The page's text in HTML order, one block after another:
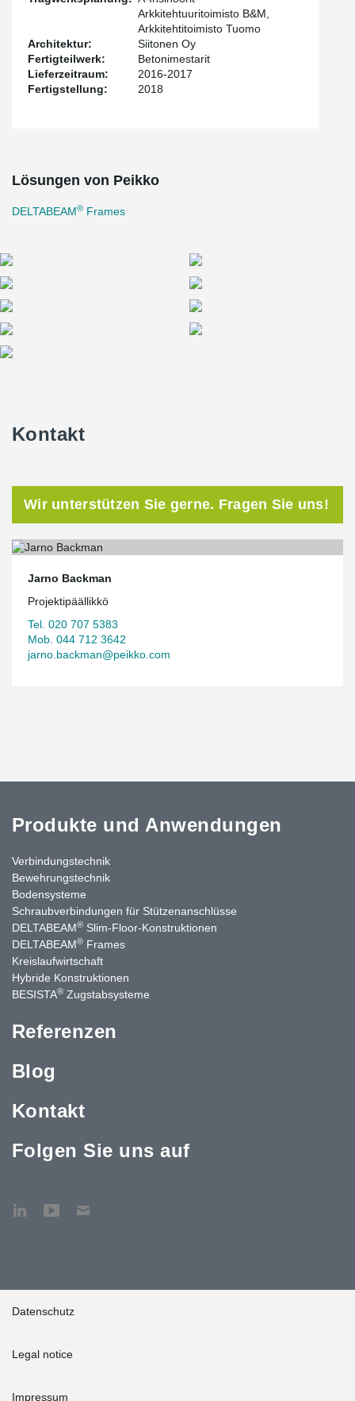
Architektur:
Arkkitehtuuritoimisto B&M,
Arkkitehtitoimisto Tuomo
Siitonen Oy
Fertigteilwerk:
Betonimestarit
Lieferzeitraum:
2016-2017
Fertigstellung:
2018
Lösungen von Peikko
DELTABEAM® Frames
Kontakt
Wir unterstützen Sie gerne. Fragen Sie uns!
Jarno Backman
Projektipäällikkö
Tel. 020 707 5383
Mob. 044 712 3642
jarno.backman@peikko.com
Produkte und Anwendungen
Verbindungstechnik
Bewehrungstechnik
Bodensysteme
Schraubverbindungen für Stützenanschlüsse
DELTABEAM® Slim-Floor-Konstruktionen
DELTABEAM® Frames
Kreislaufwirtschaft
Hybride Konstruktionen
BESISTA® Zugstabsysteme
Referenzen
Blog
Kontakt
Folgen Sie uns auf
Datenschutz
Legal notice
Impressum